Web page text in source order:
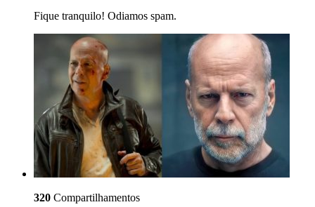
Fique tranquilo! Odiamos spam.
320 Compartilhamentos